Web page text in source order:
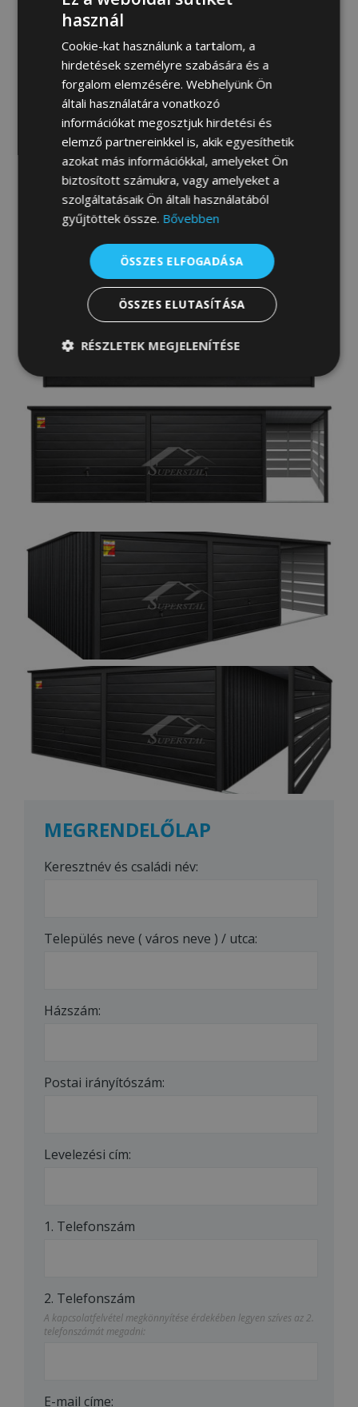
Fotógaléria:
MEGRENDELŐLAP
Keresztnév és családi név:
Település neve ( város neve ) / utca:
Házszám:
Postai irányítószám:
Levelezési cím:
1. Telefonszám
2. Telefonszám
A kapcsolatfelvétel megkönnyítése érdekében legyen szíves az 2.
telefonszámát megadni:
E-mail címe:
használ
Cookie-kat használunk a tartalom, a
hirdetések személyre szabására és a
forgalom elemzésére. Webhelyünk Ön
általi használatára vonatkozó
információkat megosztjuk hirdetési és
elemző partnereinkkel is, akik egyesíthetik
azokat más információkkal, amelyeket Ön
biztosított számukra, vagy amelyeket a
szolgáltatásaik Ön általi használatából
gyűjtöttek össze. Bővebben
ÖSSZES ELFOGADÁSA
ÖSSZES ELUTASÍTÁSA
RÉSZLETEK MEGJELENÍTÉSE
szükséges
Funkcionalitás